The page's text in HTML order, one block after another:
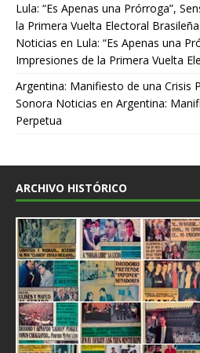
Lula: “Es Apenas una Prórroga”,
la Primera Vuelta Electoral
Noticias en Lula: “Es Apenas una
Impresiones de la Primera Vuelta
Argentina: Manifiesto de una Crisis
Sonora Noticias en Argentina:
Perpetua
ARCHIVO HISTÓRICO